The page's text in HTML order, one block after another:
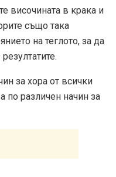
височината в крака и
също така
на теглото, за да
за хора от всички
по различен начин за